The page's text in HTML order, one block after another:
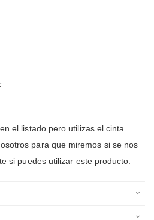
el listado pero utilizas el cinta
para que miremos si se nos
si puedes utilizar este producto.